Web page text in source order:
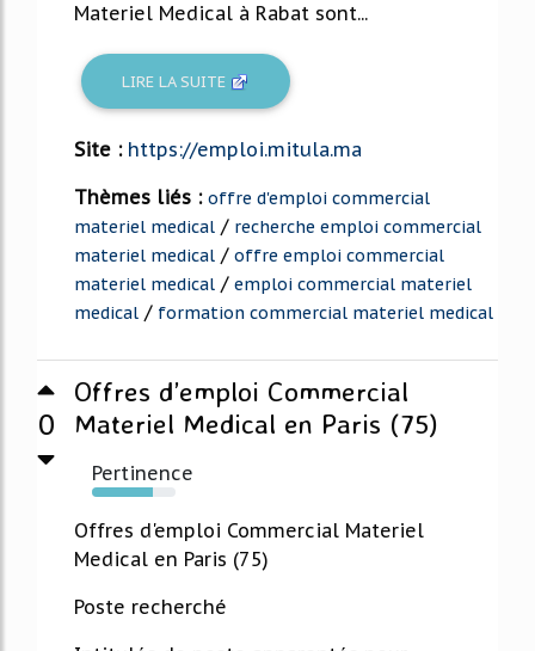
Materiel Medical à Rabat sont...
LIRE LA SUITE
Site : https://emploi.mitula.ma
Thèmes liés : offre d'emploi commercial
materiel medical / recherche emploi commercial
materiel medical / offre emploi commercial
materiel medical / emploi commercial materiel
medical / formation commercial materiel medical
0
Offres d’emploi Commercial
Materiel Medical en Paris (75)
Pertinence
73%
Offres d'emploi Commercial Materiel
Medical en Paris (75)
Poste recherché